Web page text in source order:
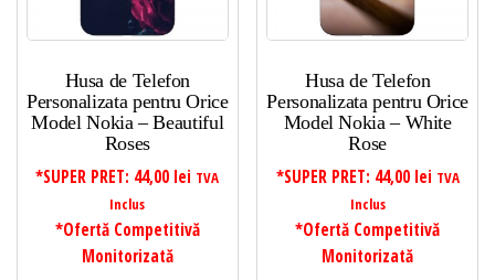
Husa de Telefon
Personalizata pentru Orice
Model Nokia – Beautiful
Roses
*SUPER PRET: 44,00 lei TVA
Inclus
*Ofertă Competitivă
Monitorizată
Husa de Telefon
Personalizata pentru Orice
Model Nokia – White
Rose
*SUPER PRET: 44,00 lei TVA
Inclus
*Ofertă Competitivă
Monitorizată